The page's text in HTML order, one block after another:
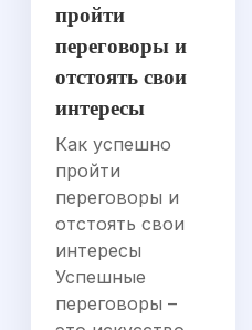
пройти
переговоры и
отстоять свои
интересы
Как успешно
пройти
переговоры и
отстоять свои
интересы
Успешные
переговоры –